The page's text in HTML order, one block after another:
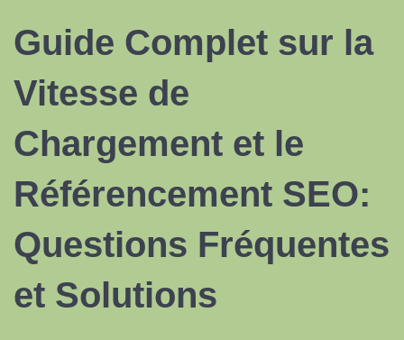
Guide Complet sur la
Vitesse de
Chargement et le
Référencement SEO:
Questions Fréquentes
et Solutions